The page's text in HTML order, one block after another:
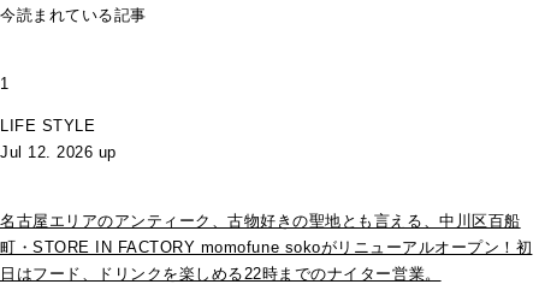
今読まれている記事
1
LIFE STYLE
Jul 12. 2026 up
名古屋エリアのアンティーク、古物好きの聖地とも言える、中川区百船
町・STORE IN FACTORY momofune sokoがリニューアルオープン！初
日はフード、ドリンクを楽しめる22時までのナイター営業。